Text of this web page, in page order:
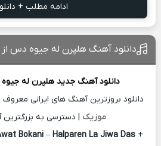
ادامه مطلب +
دانلود آهنگ هلپرن له جیوه دس از
دانلود آهنگ جدید هلپرن له
دانلود بروزترین آهنگ های ایرانی
موزیک | دسترسی به
Bokani – Halparen La Jiwa Das +